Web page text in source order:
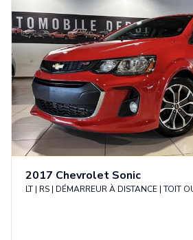
2017 Chevrolet Sonic
LT | RS | DÉMARREUR À DISTANCE | TOIT